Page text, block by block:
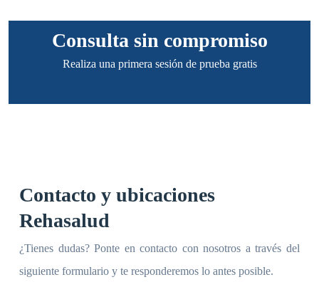
Consulta sin compromiso
Realiza una primera sesión de prueba gratis
Contacto y ubicaciones
Rehasalud
¿Tienes dudas? Ponte en contacto con nosotros a través del
siguiente formulario y te responderemos lo antes posible.